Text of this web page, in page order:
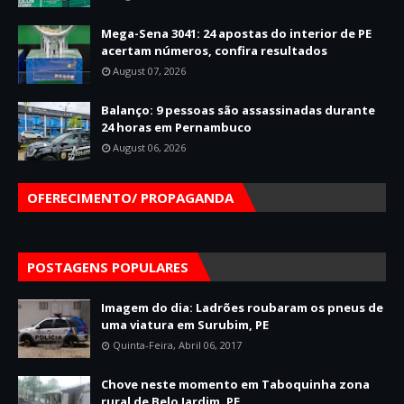
Mega-Sena 3041: 24 apostas do interior de PE
acertam números, confira resultados
August 07, 2026
Balanço: 9 pessoas são assassinadas durante
24 horas em Pernambuco
August 06, 2026
OFERECIMENTO/ PROPAGANDA
POSTAGENS POPULARES
Imagem do dia: Ladrões roubaram os pneus de
uma viatura em Surubim, PE
Quinta-Feira, Abril 06, 2017
Chove neste momento em Taboquinha zona